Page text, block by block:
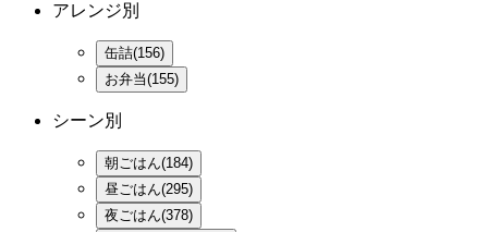
アレンジ別
缶詰(156)
お弁当(155)
シーン別
朝ごはん(184)
昼ごはん(295)
夜ごはん(378)